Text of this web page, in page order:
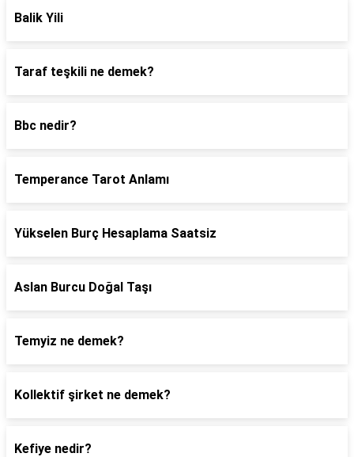
Balik Yili
Taraf teşkili ne demek?
Bbc nedir?
Temperance Tarot Anlamı
Yükselen Burç Hesaplama Saatsiz
Aslan Burcu Doğal Taşı
Temyiz ne demek?
Kollektif şirket ne demek?
Kefiye nedir?